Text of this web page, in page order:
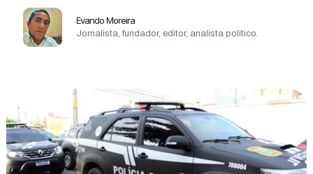
Evando Moreira
Jornalista, fundador, editor, analista político.